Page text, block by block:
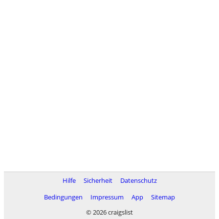
Hilfe Sicherheit
Datenschutz
Bedingungen
Impressum App
Sitemap
© 2026 craigslist